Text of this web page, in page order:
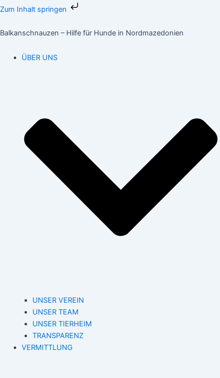
Zum Inhalt springen
Zum
springen
Balkanschnauzen – Hilfe für Hunde in Nordmazedonien
ÜBER UNS
UNSER VEREIN
UNSER TEAM
UNSER TIERHEIM
TRANSPARENZ
VERMITTLUNG